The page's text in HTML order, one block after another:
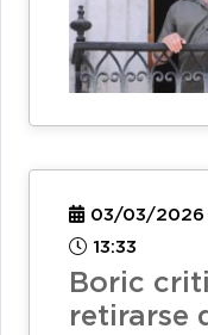
03/03/2026
13:33
Boric
retirarse